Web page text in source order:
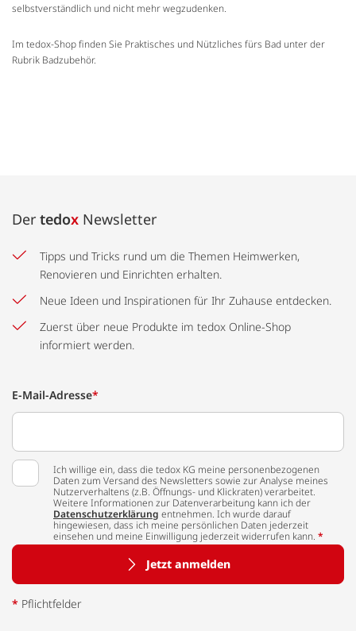
selbstverständlich und nicht mehr wegzudenken.
Im tedox-Shop finden Sie Praktisches und Nützliches fürs Bad unter der
Rubrik Badzubehör.
Der tedox Newsletter
Tipps und Tricks rund um die Themen Heimwerken,
Renovieren und Einrichten erhalten.
Neue Ideen und Inspirationen für Ihr Zuhause entdecken.
Zuerst über neue Produkte im tedox Online-Shop
informiert werden.
E-Mail-Adresse*
Ich willige ein, dass die tedox KG meine personenbezogenen
Daten zum Versand des Newsletters sowie zur Analyse meines
Nutzerverhaltens (z.B. Öffnungs- und Klickraten) verarbeitet.
Weitere Informationen zur Datenverarbeitung kann ich der
Datenschutzerklärung entnehmen. Ich wurde darauf
hingewiesen, dass ich meine persönlichen Daten jederzeit
einsehen und meine Einwilligung jederzeit widerrufen kann. *
Jetzt anmelden
* Pflichtfelder